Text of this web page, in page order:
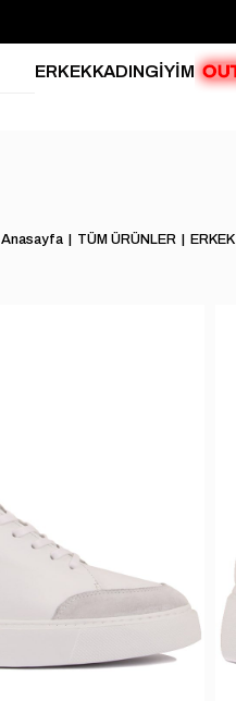
ERKEKKADINGİYİM
Anasayfa TÜM ÜRÜNLER ERKEK